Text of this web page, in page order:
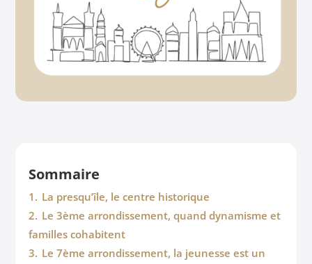
Sommaire
1. La presqu’île, le centre historique
2. Le 3ème arrondissement, quand dynamisme et
familles cohabitent
3. Le 7ème arrondissement, la jeunesse est un